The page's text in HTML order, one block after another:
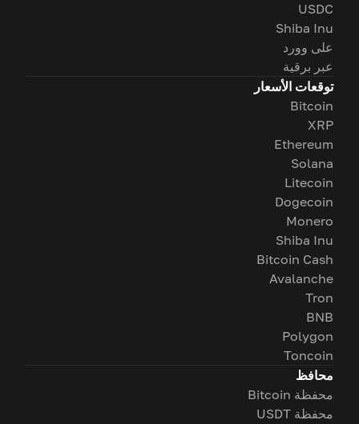
USDC
Shiba Inu
على وورد
عبر برقية
توقعات الأسعار
Bitcoin
XRP
Ethereum
Solana
Litecoin
Dogecoin
Monero
Shiba Inu
Bitcoin Cash
Avalanche
Tron
BNB
Polygon
Toncoin
محافظ
محفظة Bitcoin
محفظة USDT